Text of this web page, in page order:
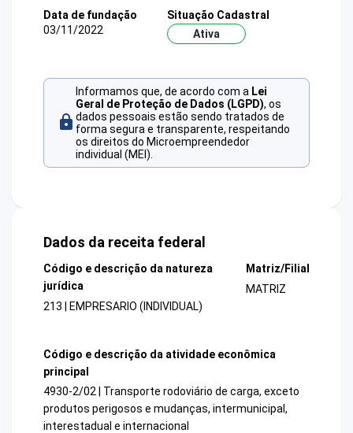
Data de fundação
03/11/2022
Situação Cadastral
Ativa
Informamos que, de acordo com a Lei
Geral de Proteção de Dados (LGPD), os
dados pessoais estão sendo tratados de
forma segura e transparente, respeitando
os direitos do Microempreendedor
individual (MEI).
Dados da receita federal
Código e descrição da natureza
jurídica
213 | EMPRESARIO (INDIVIDUAL)
Matriz/Filial
MATRIZ
Código e descrição da atividade econômica
principal
4930-2/02 | Transporte rodoviário de carga, exceto
produtos perigosos e mudanças, intermunicipal,
interestadual e internacional